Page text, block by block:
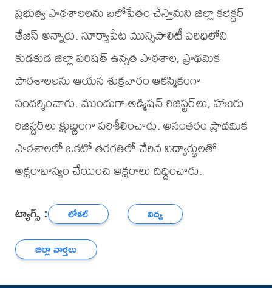
ప్రభుత్వ పాఠశాలలను బలోపేతం చేస్తామని జిల్లా కలెక్టర్
తేజస్ అన్నారు. సూర్యాపేట మున్సిపాలిటీ పరిధిలోని
కుడకుడ జిల్లా పరిషత్ ఉన్నత పాఠశాల, ప్రాథమిక
పాఠశాలలను ఆయన శుక్రవారం ఆకస్మికంగా
సందర్శించారు. ముందుగా అడ్మిషన్ రిజిస్టర్‌లు, హాజరు
రిజిస్టర్‌లు క్షుణ్ణంగా పరిశీలించారు. అనంతరం ప్రాథమిక
పాఠశాలలో ఒకటో తరగతిలో చేరిన విద్యార్థులతో
అక్షరాభాస్యం చేయించి అక్షరాలు దిద్దించారు.
ట్యాగ్స్ : లోకల్
విద్య
జిల్లా వార్తలు